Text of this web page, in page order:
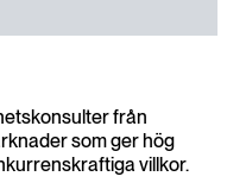
från
som ger hög
villkor.